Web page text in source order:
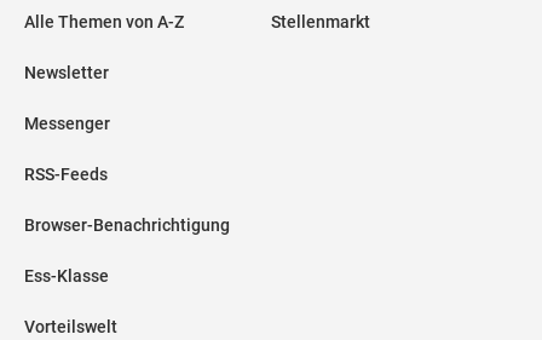
Alle Themen von A-Z
Newsletter
Messenger
RSS-Feeds
Browser-Benachrichtigung
Ess-Klasse
Vorteilswelt
Stellenmarkt